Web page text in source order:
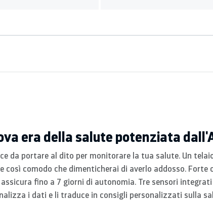
era della salute potenziata
da portare al dito per monitorare la tua salute. Un
così comodo che dimenticherai di averlo addosso.
fino a 7 giorni di autonomia. Tre sensori
i dati e li traduce in consigli personalizzati sulla